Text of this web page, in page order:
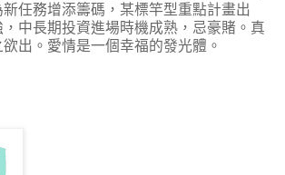
任務增添籌碼，某標竿型重點計畫出
中長期投資進場時機成熟，忌豪賭。真
出。愛情是一個幸福的發光體。